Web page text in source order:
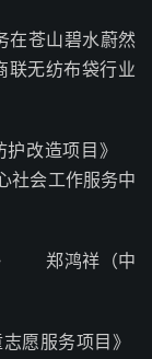
在苍山碧水蔚然
无纺布袋行业
护改造项目》
社会工作服务中
”》 郑鸿祥（中
愿服务项目》